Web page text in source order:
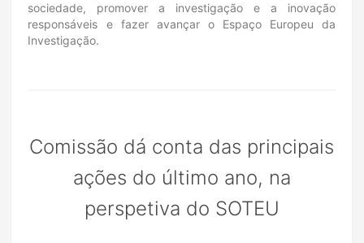
sociedade, promover a investigação e a inovação
responsáveis e fazer avançar o Espaço Europeu da
Investigação.
Comissão dá conta das principais
ações do último ano, na
perspetiva do SOTEU